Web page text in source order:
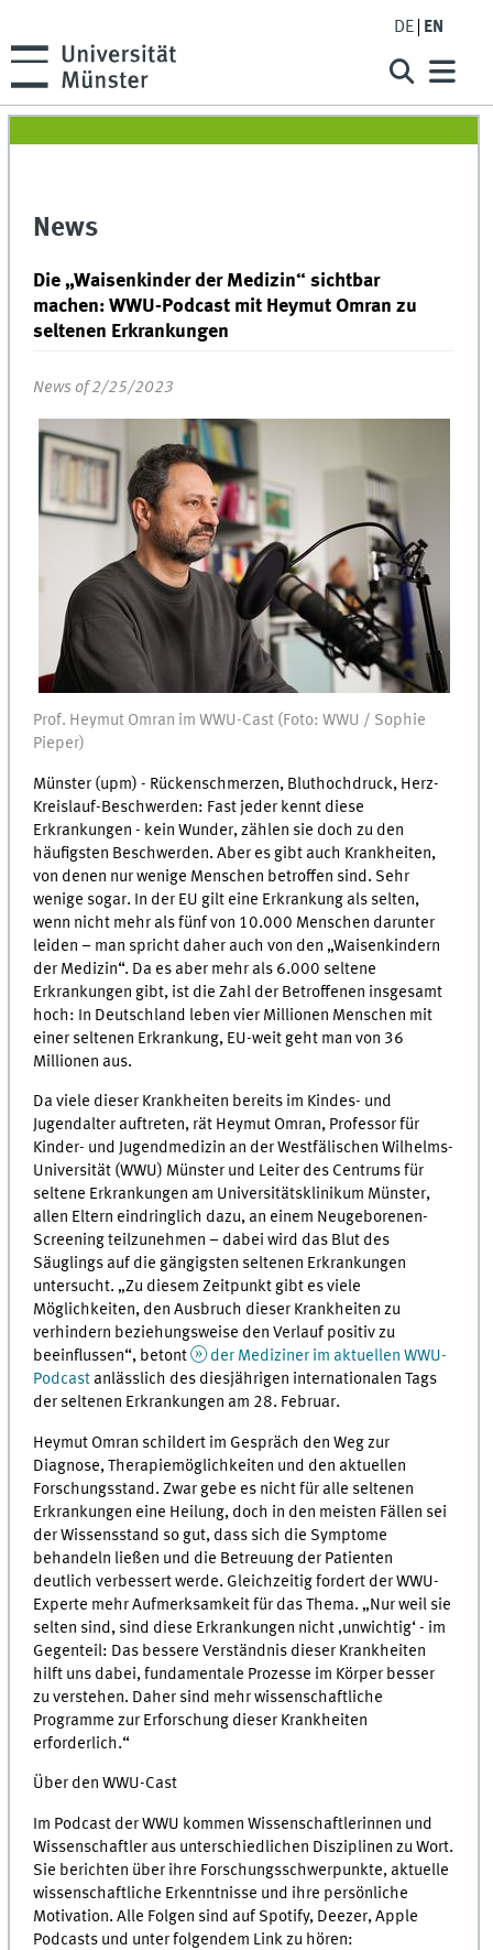
DE EN
News
Die „Waisenkinder der Medizin“ sichtbar
machen: WWU-Podcast mit Heymut Omran zu
seltenen Erkrankungen
News of 2/25/2023
Prof. Heymut Omran im WWU-Cast (Foto: WWU / Sophie
Pieper)
Münster (upm) - Rückenschmerzen, Bluthochdruck, Herz-
Kreislauf-Beschwerden: Fast jeder kennt diese
Erkrankungen - kein Wunder, zählen sie doch zu den
häufigsten Beschwerden. Aber es gibt auch Krankheiten,
von denen nur wenige Menschen betroffen sind. Sehr
wenige sogar. In der EU gilt eine Erkrankung als selten,
wenn nicht mehr als fünf von 10.000 Menschen darunter
leiden – man spricht daher auch von den „Waisenkindern
der Medizin“. Da es aber mehr als 6.000 seltene
Erkrankungen gibt, ist die Zahl der Betroffenen insgesamt
hoch: In Deutschland leben vier Millionen Menschen mit
einer seltenen Erkrankung, EU-weit geht man von 36
Millionen aus.
Da viele dieser Krankheiten bereits im Kindes- und
Jugendalter auftreten, rät Heymut Omran, Professor für
Kinder- und Jugendmedizin an der Westfälischen Wilhelms-
Universität (WWU) Münster und Leiter des Centrums für
seltene Erkrankungen am Universitätsklinikum Münster,
allen Eltern eindringlich dazu, an einem Neugeborenen-
Screening teilzunehmen – dabei wird das Blut des
Säuglings auf die gängigsten seltenen Erkrankungen
untersucht. „Zu diesem Zeitpunkt gibt es viele
Möglichkeiten, den Ausbruch dieser Krankheiten zu
verhindern beziehungsweise den Verlauf positiv zu
beeinflussen“, betont
der Mediziner im aktuellen WWU-
Podcast anlässlich des diesjährigen internationalen Tags
der seltenen Erkrankungen am 28. Februar.
Heymut Omran schildert im Gespräch den Weg zur
Diagnose, Therapiemöglichkeiten und den aktuellen
Forschungsstand. Zwar gebe es nicht für alle seltenen
Erkrankungen eine Heilung, doch in den meisten Fällen sei
der Wissensstand so gut, dass sich die Symptome
behandeln ließen und die Betreuung der Patienten
deutlich verbessert werde. Gleichzeitig fordert der WWU-
Experte mehr Aufmerksamkeit für das Thema. „Nur weil sie
selten sind, sind diese Erkrankungen nicht ‚unwichtig‘ - im
Gegenteil: Das bessere Verständnis dieser Krankheiten
hilft uns dabei, fundamentale Prozesse im Körper besser
zu verstehen. Daher sind mehr wissenschaftliche
Programme zur Erforschung dieser Krankheiten
erforderlich.“
Über den WWU-Cast
Im Podcast der WWU kommen Wissenschaftlerinnen und
Wissenschaftler aus unterschiedlichen Disziplinen zu Wort.
Sie berichten über ihre Forschungsschwerpunkte, aktuelle
wissenschaftliche Erkenntnisse und ihre persönliche
Motivation. Alle Folgen sind auf Spotify, Deezer, Apple
Podcasts und unter folgendem Link zu hören: